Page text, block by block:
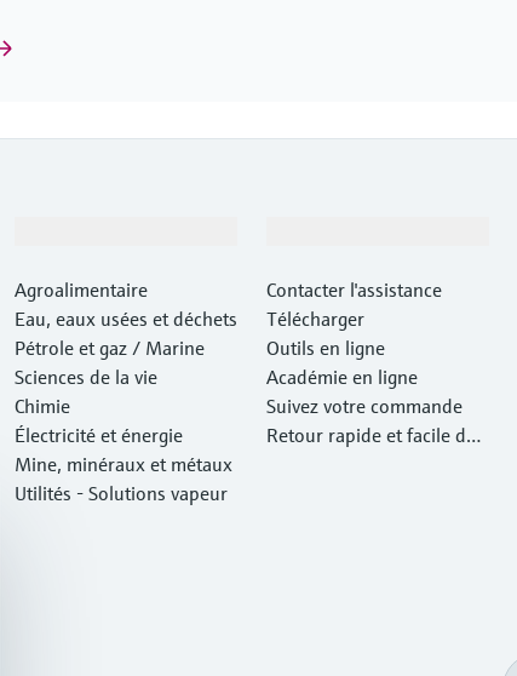
Agroalimentaire
Eau, eaux usées et déchets
Pétrole et gaz / Marine
Sciences de la vie
Chimie
Électricité et énergie
Mine, minéraux et métaux
Utilités - Solutions vapeur
Contacter l'assistance
Télécharger
Outils en ligne
Académie en ligne
Suivez votre commande
Retour rapide et facile des